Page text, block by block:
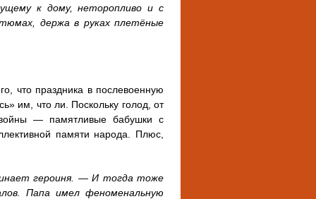
к дому, неторопливо и с
держа в руках плетёные
что праздника в послевоенную
им, что ли. Поскольку голод, от
— памятливые бабушки с
памяти народа. Плюс,
героиня. — И тогда тоже
Папа имел феноменальную